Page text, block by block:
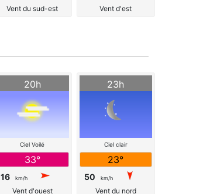
Vent du sud-est Vent d'est
20h
Ciel Voilé
33°
16 km/h
Vent d'ouest
23h
Ciel clair
23°
50 km/h
Vent du nord